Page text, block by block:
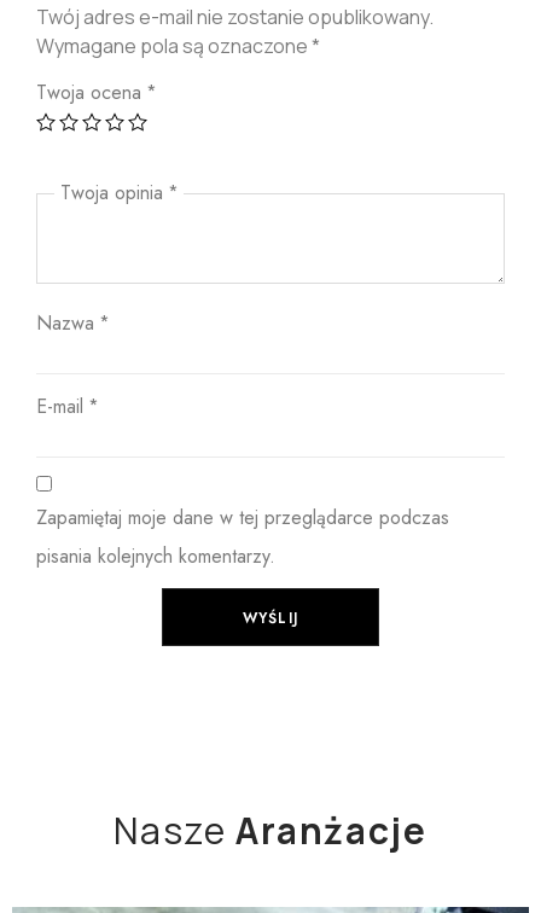
Twój adres e-mail nie zostanie opublikowany.
Wymagane pola są oznaczone*
Twoja ocena *
Twoja opinia *
Nazwa *
E-mail *
Zapamiętaj moje dane w tej przeglądarce podczas
pisania kolejnych komentarzy.
NaszeAranżacje